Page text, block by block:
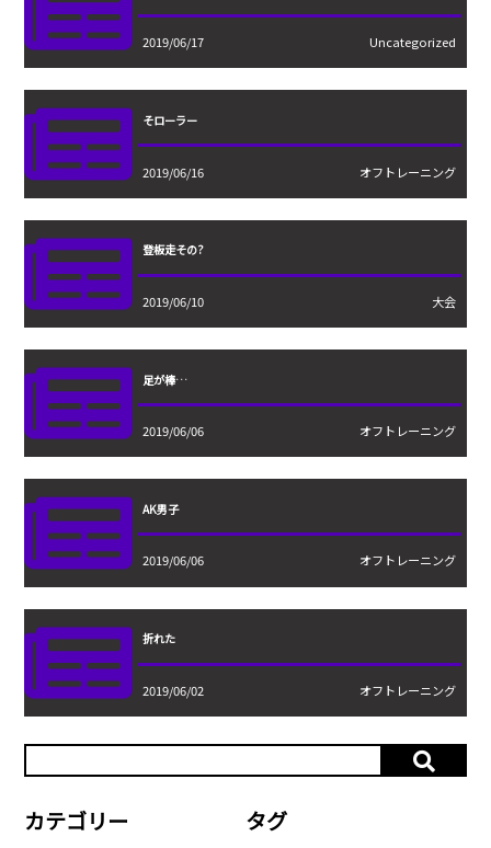
2019/06/17 Uncategorized
そローラー
2019/06/16 オフトレーニング
登板走その?
2019/06/10 大会
足が棒…
2019/06/06 オフトレーニング
AK男子
2019/06/06 オフトレーニング
折れた
2019/06/02 オフトレーニング
カテゴリー タグ